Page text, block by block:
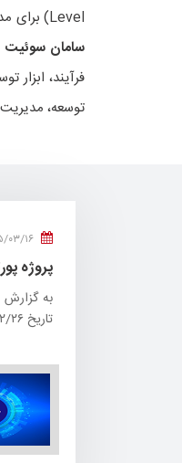
Level) برای مدیریت تغییرات تجارب دیجیتالی در سازمان است.
سامان سوئیت
فرآیند،
توسعه، مدیریت
۱۴۰۵/
پروژه
به گزارش
تاریخ ۱۴۰۵/۰۲/۲۶ با موفقیت مورد بهره‌برداری قرار گرفت.